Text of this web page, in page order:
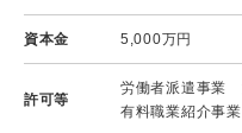
資本金 5,000万円
許可等
労働者派遣事業
有料職業紹介事